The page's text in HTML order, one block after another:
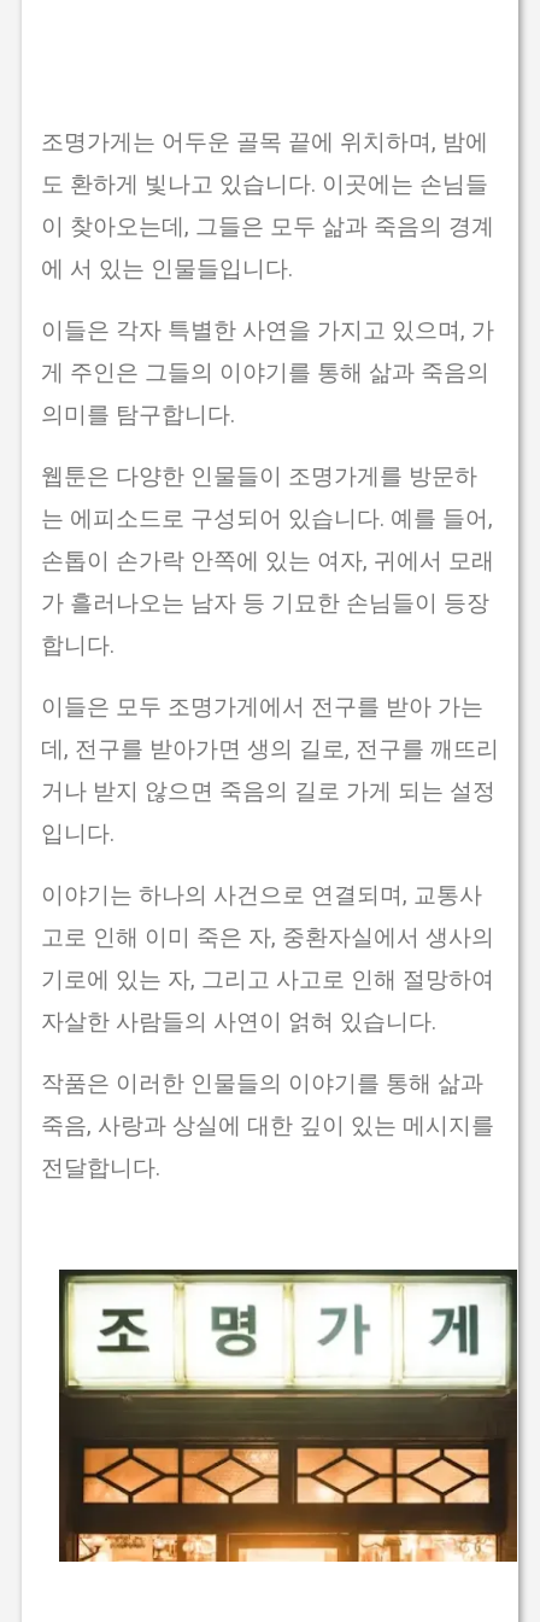
조명가게는 어두운 골목 끝에 위치하며, 밤에
도 환하게 빛나고 있습니다. 이곳에는 손님들
이 찾아오는데, 그들은 모두 삶과 죽음의 경계
에 서 있는 인물들입니다.
이들은 각자 특별한 사연을 가지고 있으며, 가
게 주인은 그들의 이야기를 통해 삶과 죽음의
의미를 탐구합니다.
웹툰은 다양한 인물들이 조명가게를 방문하
는 에피소드로 구성되어 있습니다. 예를 들어,
손톱이 손가락 안쪽에 있는 여자, 귀에서 모래
가 흘러나오는 남자 등 기묘한 손님들이 등장
합니다.
이들은 모두 조명가게에서 전구를 받아 가는
데, 전구를 받아가면 생의 길로, 전구를 깨뜨리
거나 받지 않으면 죽음의 길로 가게 되는 설정
입니다.
이야기는 하나의 사건으로 연결되며, 교통사
고로 인해 이미 죽은 자, 중환자실에서 생사의
기로에 있는 자, 그리고 사고로 인해 절망하여
자살한 사람들의 사연이 얽혀 있습니다.
작품은 이러한 인물들의 이야기를 통해 삶과
죽음, 사랑과 상실에 대한 깊이 있는 메시지를
전달합니다.